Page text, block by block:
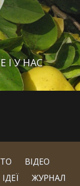
І У НАС
ВІДЕО
ІДЕЇ ЖУРНАЛ